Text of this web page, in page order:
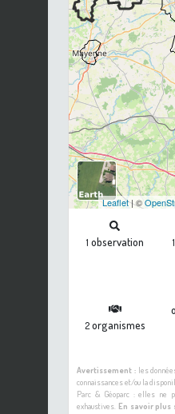
Leaflet| ©
1 observation 1
2organismes
Avertissement :les
connaissances et/ou la
Parc & Géoparc : elles ne
exhaustives. En savoir plus